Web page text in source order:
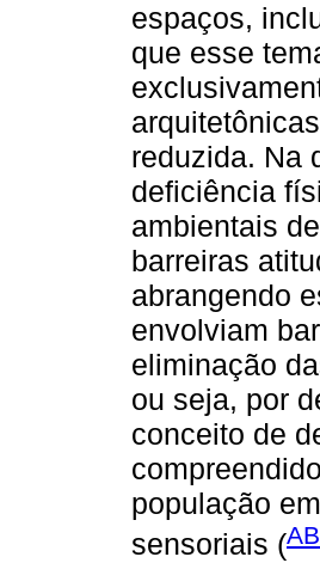
espaços,
que esse
reduzida. Na
deficiência
ambientais
barreiras
abrangendo
envolviam
eliminação
ou seja, por
conceito de
população
sensoriais (